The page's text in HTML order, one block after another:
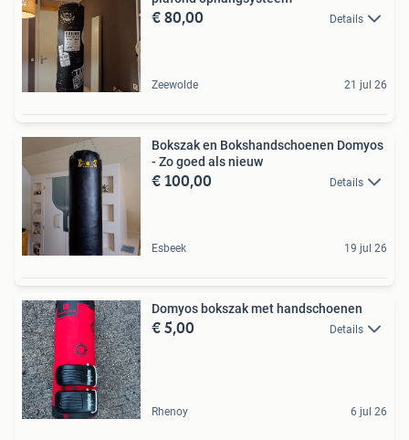
€ 80,00 Details
Zeewolde 21 jul 26
Bokszak en Bokshandschoenen Domyos
- Zo goed als nieuw
€ 100,00 Details
Esbeek 19 jul 26
Domyos bokszak met handschoenen
€ 5,00 Details
Rhenoy 6 jul 26